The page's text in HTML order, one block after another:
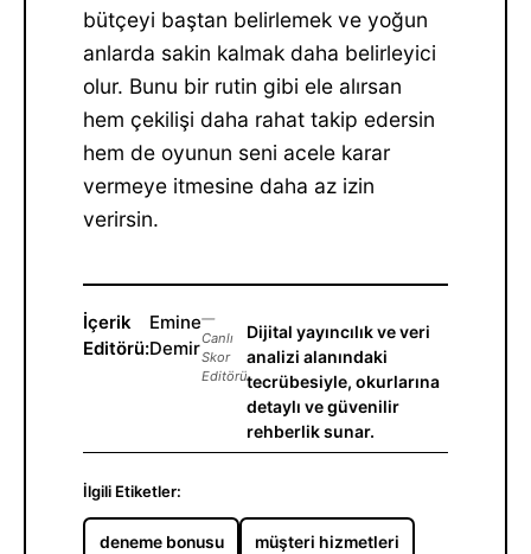
bütçeyi baştan belirlemek ve yoğun
anlarda sakin kalmak daha belirleyici
olur. Bunu bir rutin gibi ele alırsan
hem çekilişi daha rahat takip edersin
hem de oyunun seni acele karar
vermeye itmesine daha az izin
verirsin.
İçerik
Editörü:
Emine
Demir
—
Canlı
Skor
Editörü
Dijital yayıncılık ve veri
analizi alanındaki
tecrübesiyle, okurlarına
detaylı ve güvenilir
rehberlik sunar.
İlgili Etiketler:
deneme bonusu müşteri hizmetleri